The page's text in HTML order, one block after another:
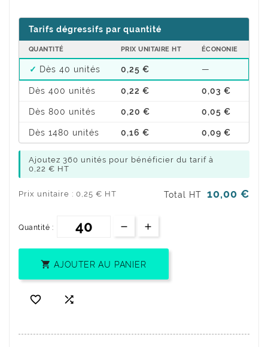
Tarifs dégressifs par quantité
QUANTITÉ PRIX UNITAIRE HT ÉCONONIE
Dès 40 unités 0,25 € —
Dès 400 unités 0,22 € 0,03 €
Dès 800 unités 0,20 € 0,05 €
Dès 1480 unités 0,16 € 0,09 €
Ajoutez 360 unités pour bénéficier du tarif à
0,22 € HT
Prix unitaire : 0,25 € HT Total HT 10,00 €
Quantité :
 AJOUTER AU PANIER
 